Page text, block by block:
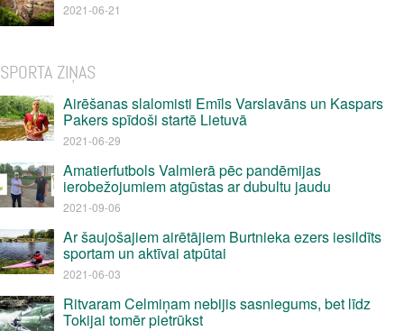
2021-06-21
SPORTA ZIŅAS
Airēšanas slalomisti Emīls Varslavāns un Kaspars
Pakers spīdoši startē Lietuvā
2021-06-29
Amatierfutbols Valmierā pēc pandēmijas
ierobežojumiem atgūstas ar dubultu jaudu
2021-09-06
Ar šaujošajiem airētājiem Burtnieka ezers iesildīts
sportam un aktīvai atpūtai
2021-06-03
Ritvaram Celmiņam nebijis sasniegums, bet līdz
Tokijai tomēr pietrūkst